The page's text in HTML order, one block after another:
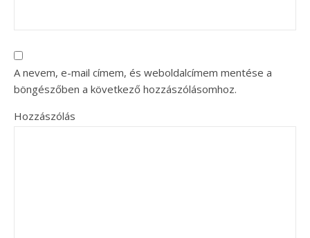
A nevem, e-mail címem, és weboldalcímem mentése a
böngészőben a következő hozzászólásomhoz.
Hozzászólás